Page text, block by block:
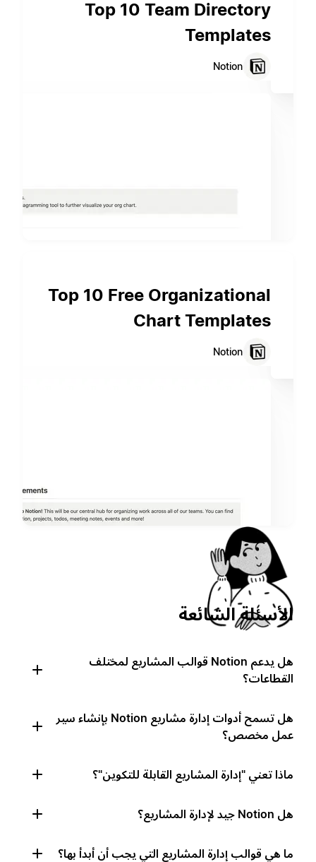
Top 10 Team Directory
Templates
Notion
Top 10 Free Organizational
Chart Templates
Notion
الأسئلة الشائعة
هل يدعم Notion قوالب المشاريع لمختلف
القطاعات؟
هل تسمح أدوات إدارة مشاريع Notion بإنشاء سير
عمل مخصص؟
ماذا تعني "إدارة المشاريع القابلة للتكوين"؟
هل Notion جيد لإدارة المشاريع؟
ما هي قوالب إدارة المشاريع التي يجب أن أبدأ بها؟